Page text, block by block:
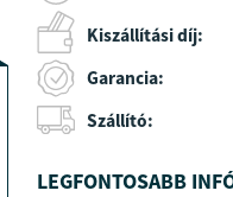
Kiszállítási díj:
Garancia:
Szállító:
LEGFONTOSABB